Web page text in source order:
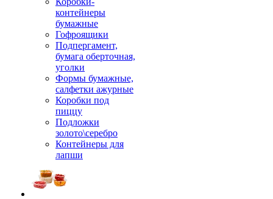
контейнеры
бумажные
Гофроящики
Подпергамент,
бумага оберточная,
уголки
Формы бумажные,
салфетки ажурные
Коробки под
пиццу
Подложки
золото\серебро
Контейнеры для
лапши